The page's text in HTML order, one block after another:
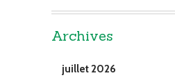
Archives
juillet 2026